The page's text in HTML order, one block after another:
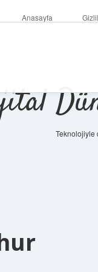
Anasayfa
Teknolojiyle